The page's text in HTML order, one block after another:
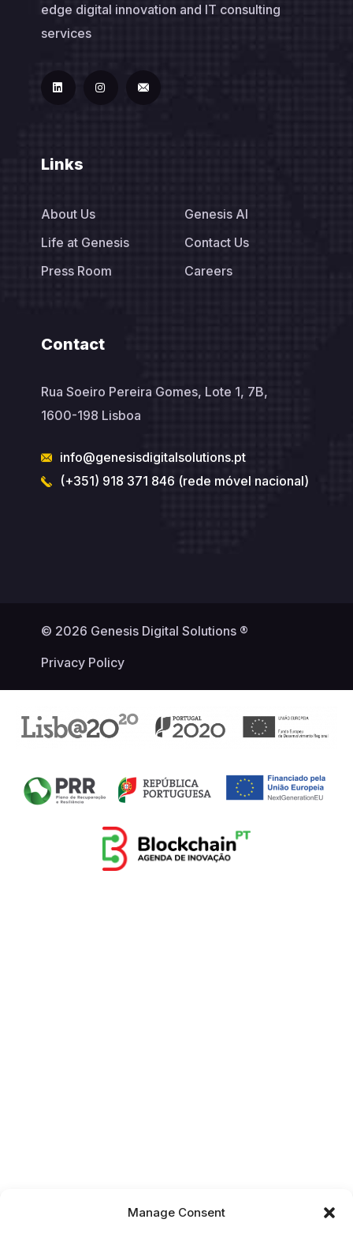
Manage Consent
edge digital innovation and IT consulting
services
Links
About Us
Genesis AI
Life at Genesis
Contact Us
Press Room
Careers
Contact
Rua Soeiro Pereira Gomes, Lote 1, 7B,
1600-198 Lisboa
info@genesisdigitalsolutions.pt
(+351) 918 371 846 (rede móvel nacional)
© 2026 Genesis Digital Solutions ®
Privacy Policy